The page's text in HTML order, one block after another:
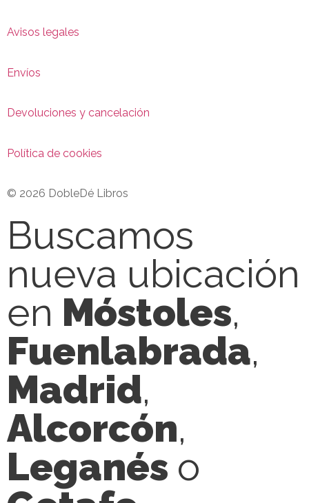
Avisos legales
Envíos
Devoluciones y cancelación
Política de cookies
© 2026 DobleDé Libros
Buscamos
nueva ubicación
en Móstoles,
Fuenlabrada,
Madrid,
Alcorcón,
Leganés o